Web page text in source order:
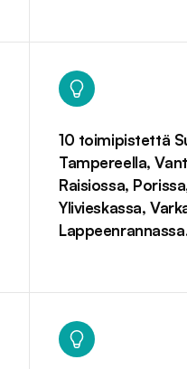
10 toimipistettä
Tampereella,
Raisiossa,
Ylivieskassa,